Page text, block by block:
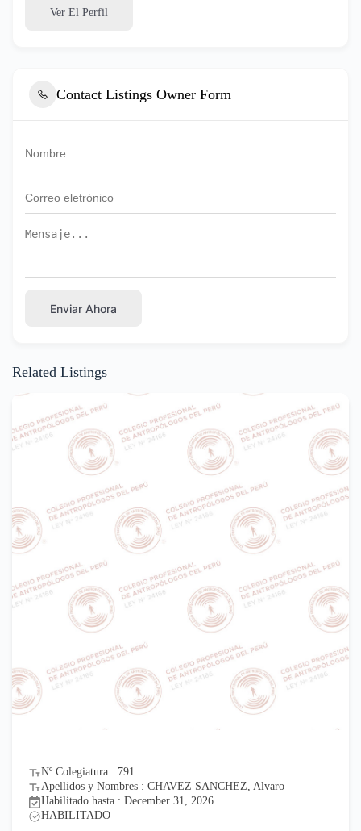
Ver El Perfil
Contact Listings Owner Form
Enviar Ahora
Related Listings
Nº Colegiatura : 791
Apellidos y Nombres : CHAVEZ SANCHEZ, Alvaro
Habilitado hasta : December 31, 2026
HABILITADO